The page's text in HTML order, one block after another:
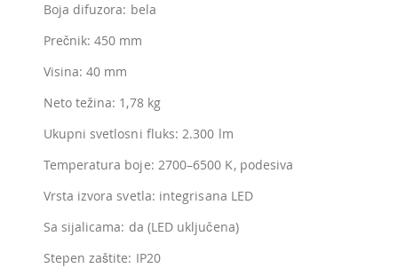
Boja difuzora: bela
Prečnik: 450 mm
Visina: 40 mm
Neto težina: 1,78 kg
Ukupni svetlosni fluks: 2.300 lm
Temperatura boje: 2700–6500 K, podesiva
Vrsta izvora svetla: integrisana LED
Sa sijalicama: da (LED uključena)
Stepen zaštite: IP20